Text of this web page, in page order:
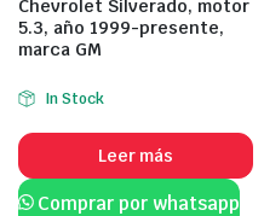
Chevrolet Silverado, motor
5.3, año 1999-presente,​​
marca GM
In Stock
Leer más
Comprar por whatsapp